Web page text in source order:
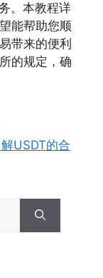
。本教程详
能帮助您顺
带来的便利
的规定，确
USDT的合